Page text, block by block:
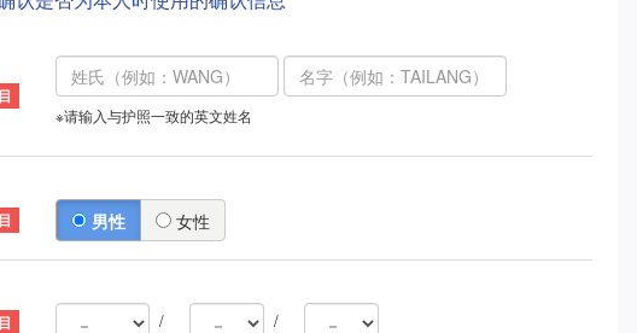
※请输入与护照一致的英文姓名
男性 女性
/ /